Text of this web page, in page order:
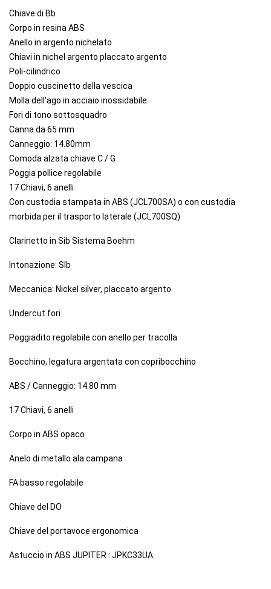
Chiave di Bb
Corpo in resina ABS
Anello in argento nichelato
Chiavi in ​​nichel argento placcato argento
Poli-cilindrico
Doppio cuscinetto della vescica
Molla dell'ago in acciaio inossidabile
Fori di tono sottosquadro
Canna da 65 mm
Canneggio: 14.80mm
Comoda alzata chiave C / G
Poggia pollice regolabile
17 Chiavi, 6 anelli
Con custodia stampata in ABS (JCL700SA) o con custodia
morbida per il trasporto laterale (JCL700SQ)
Clarinetto in Sib Sistema Boehm
Intonazione: SIb
Meccanica: Nickel silver, placcato argento
Undercut fori
Poggiadito regolabile con anello per tracolla
Bocchino, legatura argentata con copribocchino
ABS / Canneggio: 14.80 mm
17 Chiavi, 6 anelli
Corpo in ABS opaco
Anelo di metallo ala campana
FA basso regolabile
Chiave del DO
Chiave del portavoce ergonomica
Astuccio in ABS JUPITER : JPKC33UA